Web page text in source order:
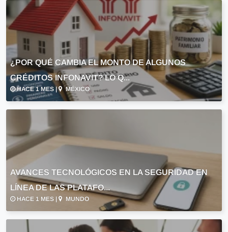
¿POR QUÉ CAMBIA EL MONTO DE ALGUNOS
CRÉDITOS INFONAVIT? LO Q...
HACE 1 MES | MÉXICO
AVANCES TECNOLÓGICOS EN LA SEGURIDAD EN
LÍNEA DE LAS PLATAFO...
HACE 1 MES | MUNDO